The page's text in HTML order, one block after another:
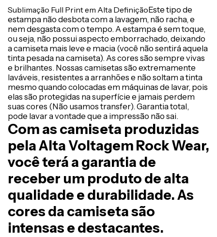
Sublimação Full Print em Alta DefiniçãoEste tipo de
estampa não desbota com a lavagem, não racha, e
nem desgasta com o tempo. A estampa é sem toque,
ou seja, não possui aspecto emborrachado, deixando
a camiseta mais leve e macia (você não sentirá aquela
tinta pesada na camiseta). As cores são sempre vivas
e brilhantes. Nossas camisetas são extremamente
laváveis, resistentes a arranhões e não soltam a tinta
mesmo quando colocadas em máquinas de lavar, pois
elas são protegidas na superfície e jamais perdem
suas cores (Não usamos transfer). Garantia total,
pode lavar a vontade que a impressão não sai.
Com as camiseta produzidas
pela Alta Voltagem Rock Wear,
você terá a garantia de
receber um produto de alta
qualidade e durabilidade. As
cores da camiseta são
intensas e destacantes.